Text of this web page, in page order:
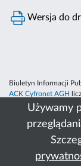
Używamy
Wersja do
Biuletyn Informacji
ACK Cyfronet AGH